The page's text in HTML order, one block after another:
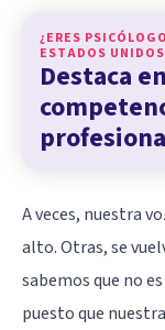
¿ERES
ESTADOS UNIDOS
Destaca
A veces, nuestra
alto. Otras, se
sabemos que no
puesto que